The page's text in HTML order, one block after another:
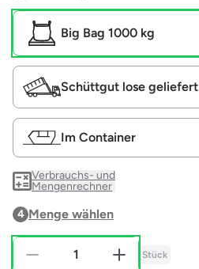
Big Bag 1000 kg
Schüttgut lose geliefert
Im Container
Verbrauchs- und
Mengenrechner
4 Menge wählen
Stück